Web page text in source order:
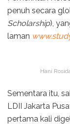
penuh secara
Scholarship),
laman
Hani
Sementara itu,
LDII Jakarta
pertama kali